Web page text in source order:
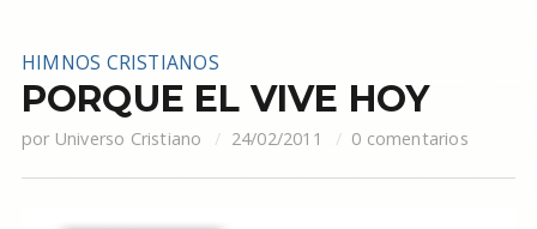
HIMNOS CRISTIANOS
PORQUE EL VIVE HOY
por Universo Cristiano 24/02/2011 0 comentarios